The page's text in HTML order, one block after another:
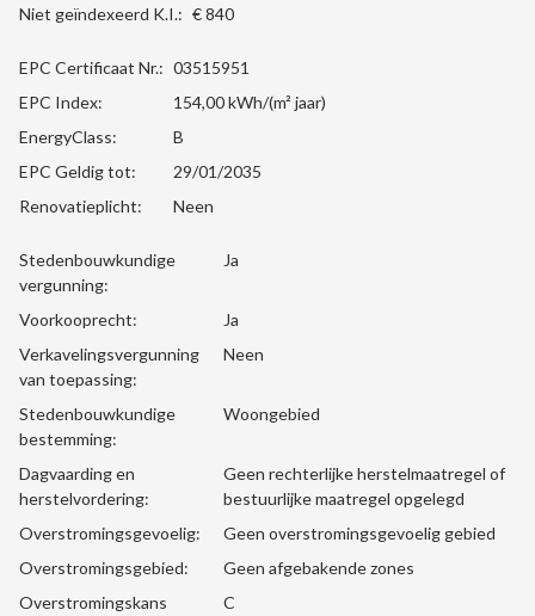
Niet geïndexeerd K.I.: € 840
EPC Certificaat Nr.: 03515951
EPC Index:
154,00 kWh/(m² jaar)
EnergyClass:
B
EPC Geldig tot:
29/01/2035
Renovatieplicht:
Neen
Stedenbouwkundige
vergunning:
Ja
Voorkooprecht:
Ja
Verkavelingsvergunning
van toepassing:
Neen
Stedenbouwkundige
bestemming:
Woongebied
Dagvaarding en
herstelvordering:
Geen rechterlijke herstelmaatregel of
bestuurlijke maatregel opgelegd
Overstromingsgevoelig:
Geen overstromingsgevoelig gebied
Overstromingsgebied:
Geen afgebakende zones
Overstromingskans
C